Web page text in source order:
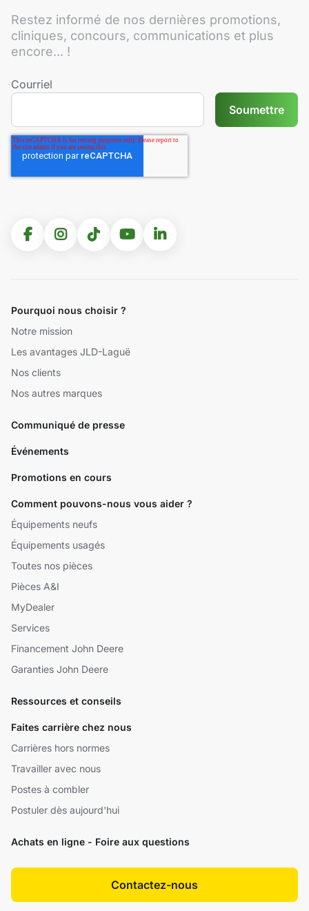
Restez informé de nos dernières promotions,
cliniques, concours, communications et plus
encore... !
Courriel
Pourquoi nous choisir ?
Notre mission
Les avantages JLD-Laguë
Nos clients
Nos autres marques
Communiqué de presse
Événements
Promotions en cours
Comment pouvons-nous vous aider ?
Équipements neufs
Équipements usagés
Toutes nos pièces
Pièces A&I
MyDealer
Services
Financement John Deere
Garanties John Deere
Ressources et conseils
Faites carrière chez nous
Carrières hors normes
Travailler avec nous
Postes à combler
Postuler dès aujourd'hui
Achats en ligne - Foire aux questions
Contactez-nous